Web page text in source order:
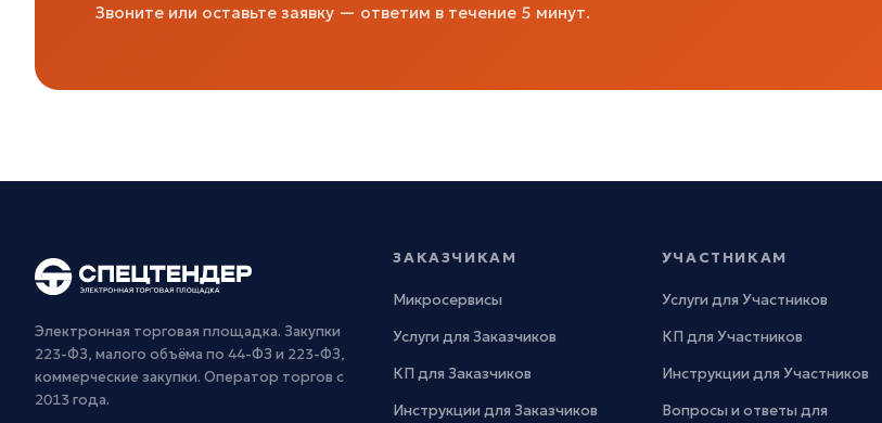
Звоните или оставьте заявку — ответим в течение 5 минут.
Электронная торговая площадка. Закупки
223-ФЗ, малого объёма по 44-ФЗ и 223-ФЗ,
коммерческие закупки. Оператор торгов с
2013 года.
ЗАКАЗЧИКАМ
Микросервисы
Услуги для Заказчиков
КП для Заказчиков
Инструкции для Заказчиков
УЧАСТНИКАМ
Услуги для Участников
КП для Участников
Инструкции для Участников
Вопросы и ответы для